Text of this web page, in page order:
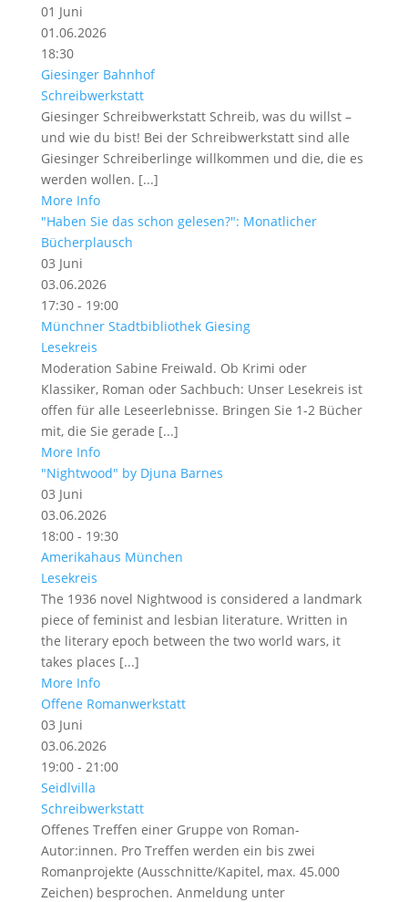
01 Juni
01.06.2026
18:30
Giesinger Bahnhof
Schreibwerkstatt
Giesinger Schreibwerkstatt Schreib, was du willst –
und wie du bist! Bei der Schreibwerkstatt sind alle
Giesinger Schreiberlinge willkommen und die, die es
werden wollen. [...]
More Info
"Haben Sie das schon gelesen?": Monatlicher
Bücherplausch
03 Juni
03.06.2026
17:30 - 19:00
Münchner Stadtbibliothek Giesing
Lesekreis
Moderation Sabine Freiwald. Ob Krimi oder
Klassiker, Roman oder Sachbuch: Unser Lesekreis ist
offen für alle Leseerlebnisse. Bringen Sie 1-2 Bücher
mit, die Sie gerade [...]
More Info
"Nightwood" by Djuna Barnes
03 Juni
03.06.2026
18:00 - 19:30
Amerikahaus München
Lesekreis
The 1936 novel Nightwood is considered a landmark
piece of feminist and lesbian literature. Written in
the literary epoch between the two world wars, it
takes places [...]
More Info
Offene Romanwerkstatt
03 Juni
03.06.2026
19:00 - 21:00
Seidlvilla
Schreibwerkstatt
Offenes Treffen einer Gruppe von Roman-
Autor:innen. Pro Treffen werden ein bis zwei
Romanprojekte (Ausschnitte/Kapitel, max. 45.000
Zeichen) besprochen. Anmeldung unter